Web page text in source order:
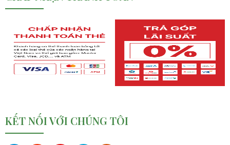
KẾT NỐI VỚI CHÚNG TÔI